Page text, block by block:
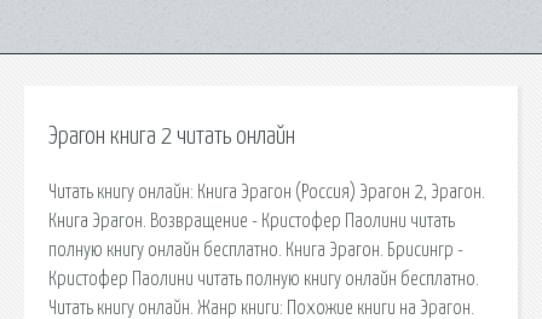
Эрагон книга 2 читать онлайн
Читать книгу онлайн: Книга Эрагон (Россия) Эрагон 2, Эрагон.
Книга Эрагон. Возвращение - Кристофер Паолини читать
полную книгу онлайн бесплатно. Книга Эрагон. Брисингр -
Кристофер Паолини читать полную книгу онлайн бесплатно.
Читать книгу онлайн. Жанр книги: Похожие книги на Эрагон.